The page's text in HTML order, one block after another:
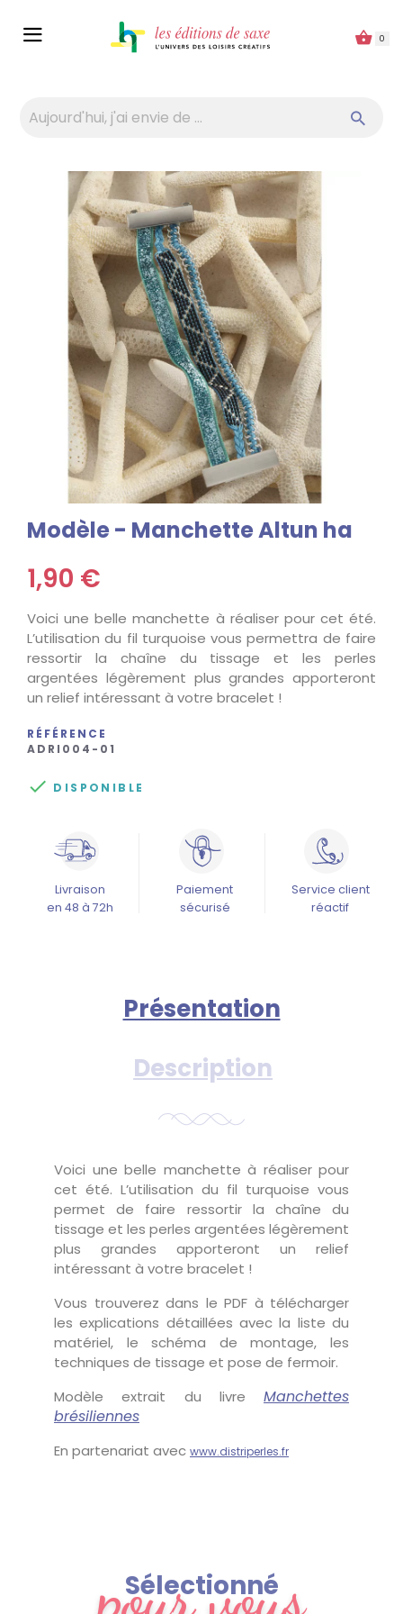
0
Modèle - Manchette Altun ha
1,90 €
Voici une belle manchette à réaliser pour cet été.
L’utilisation du fil turquoise vous permettra de faire
ressortir la chaîne du tissage et les perles
argentées légèrement plus grandes apporteront
un relief intéressant à votre bracelet !
RÉFÉRENCE
ADRI004-01
 DISPONIBLE
Livraison
en 48 à 72h
Paiement
sécurisé
Service client
réactif
Présentation
Description
Voici une belle manchette à réaliser pour
cet été. L’utilisation du fil turquoise vous
permet de faire ressortir la chaîne du
tissage et les perles argentées légèrement
plus grandes apporteront un relief
intéressant à votre bracelet !
Vous trouverez dans le PDF à télécharger
les explications détaillées avec la liste du
matériel, le schéma de montage, les
techniques de tissage et pose de fermoir.
Modèle extrait du livre Manchettes
brésiliennes
En partenariat avec www.distriperles.fr
Sélectionné